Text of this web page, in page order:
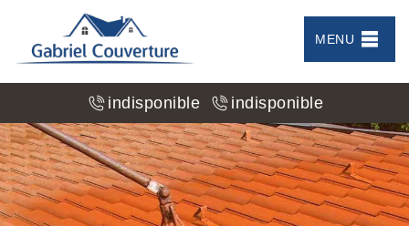
MENU
indisponible indisponible